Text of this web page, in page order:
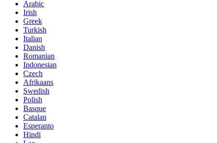
Arabic
Irish
Greek
Turkish
Italian
Danish
Romanian
Indonesian
Czech
Afrikaans
Swedish
Polish
Basque
Catalan
Esperanto
Hindi